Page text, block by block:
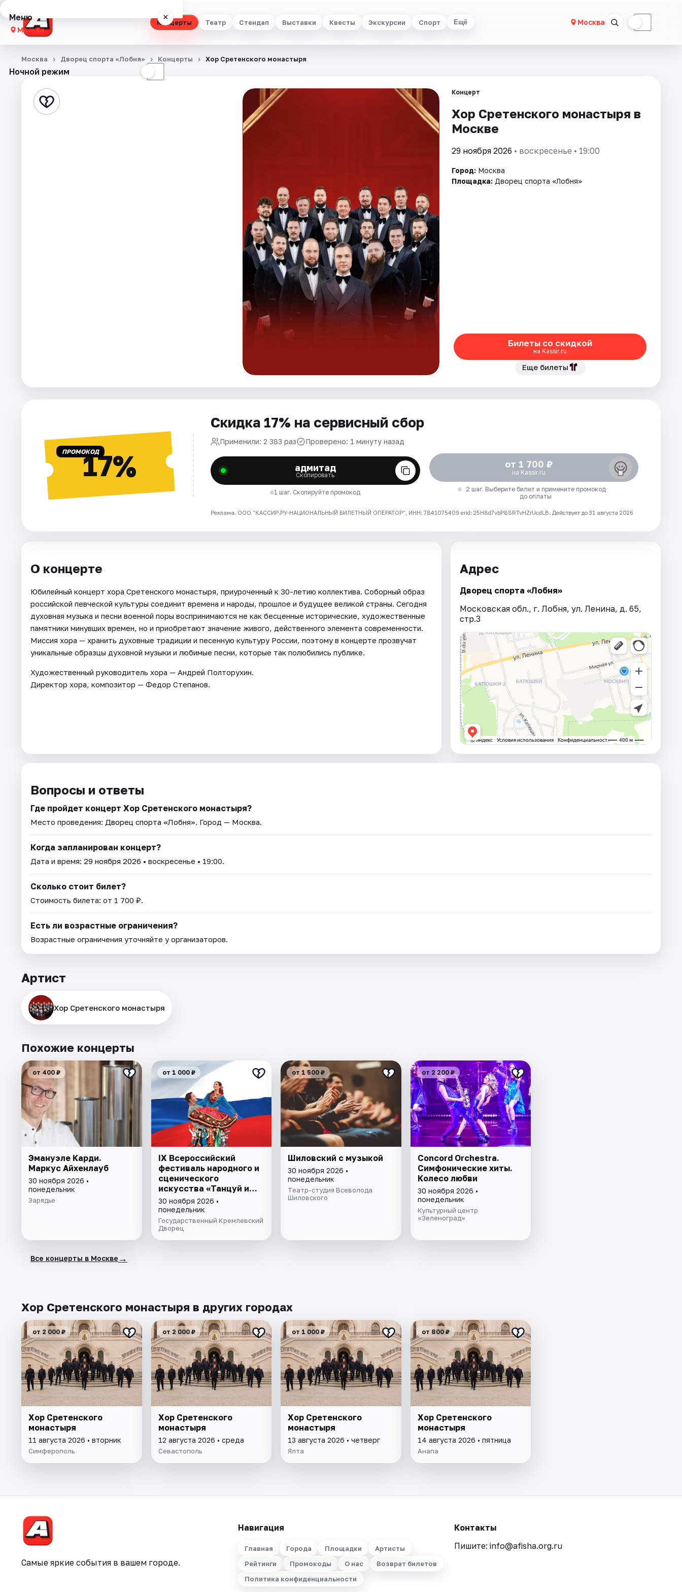
Концерты Театр Стендап Выставки Квесты Экскурсии Спорт Ещё Москва ☾
Меню ×
Москва
Концерты
Стендап
Ночной режим ☾
Москва Дворец спорта «Лобня» Концерты Хор Сретенского монастыря
Концерт
Хор Сретенского монастыря в
Москве
29 ноября 2026 • воскресенье • 19:00
Город: Москва
Площадка: Дворец спорта «Лобня»
Билеты со скидкой
на Kassir.ru
Еще билеты
ПРОМОКОД17%
Скидка 17% на сервисный сбор
Применили: 2 383 раз Проверено: 1 минуту назад
адмитад
Скопировать
1 шаг. Скопируйте промокод
от 1 700 ₽
на Kassir.ru
2 шаг. Выберите билет и примените промокод
до оплаты
Реклама. ООО "КАССИР.РУ-НАЦИОНАЛЬНЫЙ БИЛЕТНЫЙ ОПЕРАТОР", ИНН: 7841075409 erid: 25H8d7vbP8SRTvHZrUcdLB. Действует до 31 августа 2026
О концерте
Юбилейный концерт хора Сретенского монастыря, приуроченный к 30-летию коллектива. Соборный образ
российской певческой культуры соединит времена и народы, прошлое и будущее великой страны. Сегодня
духовная музыка и песни военной поры воспринимаются не как бесценные исторические, художественные
памятники минувших времен, но и приобретают значение живого, действенного элемента современности.
Миссия хора — хранить духовные традиции и песенную культуру России, поэтому в концерте прозвучат
уникальные образцы духовной музыки и любимые песни, которые так полюбились публике.
Художественный руководитель хора — Андрей Полторухин.
Директор хора, композитор — Федор Степанов.
Адрес
Дворец спорта «Лобня»
Московская обл., г. Лобня, ул. Ленина, д. 65,
стр.3
Вопросы и ответы
Где пройдет концерт Хор Сретенского монастыря?
Место проведения: Дворец спорта «Лобня». Город — Москва.
Когда запланирован концерт?
Дата и время: 29 ноября 2026 • воскресенье • 19:00.
Сколько стоит билет?
Стоимость билета: от 1 700 ₽.
Есть ли возрастные ограничения?
Возрастные ограничения уточняйте у организаторов.
Артист
Хор Сретенского монастыря
Похожие концерты
от 400 ₽
Эмануэле Карди.
Маркус Айхенлауб
30 ноября 2026 •
понедельник
Зарядье
от 1 000 ₽
IX Всероссийский
фестиваль народного и
сценического
искусства «Танцуй и
пой, моя Россия!»
30 ноября 2026 •
понедельник
Государственный Кремлевский
Дворец
от 1 500 ₽
Шиловский с музыкой
30 ноября 2026 •
понедельник
Театр-студия Всеволода
Шиловского
от 2 200 ₽
Concord Orchestra.
Симфонические хиты.
Колесо любви
30 ноября 2026 •
понедельник
Культурный центр
«Зеленоград»
Все концерты в Москве →
Хор Сретенского монастыря в других городах
от 2 000 ₽
Хор Сретенского
монастыря
11 августа 2026 • вторник
Симферополь
от 2 000 ₽
Хор Сретенского
монастыря
12 августа 2026 • среда
Севастополь
от 1 000 ₽
Хор Сретенского
монастыря
13 августа 2026 • четверг
Ялта
от 800 ₽
Хор Сретенского
монастыря
14 августа 2026 • пятница
Анапа
Самые яркие события в вашем городе.
Навигация
Главная Города Площадки
Артисты
Рейтинги
Промокоды О нас
Возврат билетов
Политика конфиденциальности
Контакты
Пишите: info@afisha.org.ru